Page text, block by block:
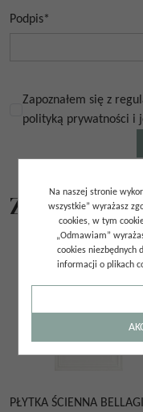
Podpis*
Zapoznałem się z
polityką prywatności i
Z tej samej
PŁYTKA ŚCIENNA
Na naszej stronie
wszystkie” wyrażasz
cookies, w tym
„Odmawiam”
cookies niezbędnych
informacji o plikach